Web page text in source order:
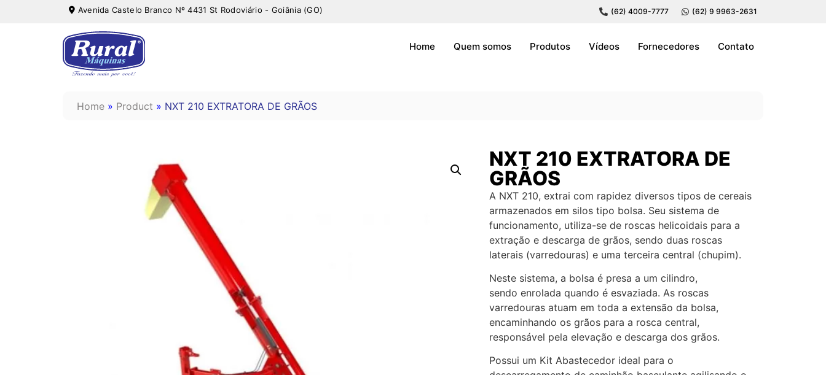
Avenida Castelo Branco Nº 4431 St Rodoviário - Goiânia (GO) (62) 4009-7777 (62) 9 9963-2631
Home Quem somos Produtos Vídeos Fornecedores Contato
Home » Product » NXT 210 EXTRATORA DE GRÃOS
NXT 210 EXTRATORA DE
GRÃOS
A NXT 210, extrai com rapidez diversos tipos de cereais
armazenados em silos tipo bolsa. Seu sistema de
funcionamento, utiliza-se de roscas helicoidais para a
extração e descarga de grãos, sendo duas roscas
laterais (varredouras) e uma terceira central (chupim).
Neste sistema, a bolsa é presa a um cilindro,
sendo enrolada quando é esvaziada. As roscas
varredouras atuam em toda a extensão da bolsa,
encaminhando os grãos para a rosca central,
responsável pela elevação e descarga dos grãos.
Possui um Kit Abastecedor ideal para o